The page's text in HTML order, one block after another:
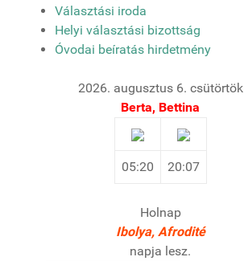
Választási iroda
Helyi választási bizottság
Óvodai beíratás hirdetmény
2026. augusztus 6. csütörtök
Berta, Bettina
05:20 20:07
Holnap
Ibolya, Afrodité
napja lesz.